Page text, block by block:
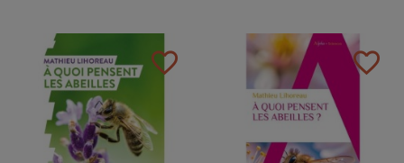
favorite_border favorite_border